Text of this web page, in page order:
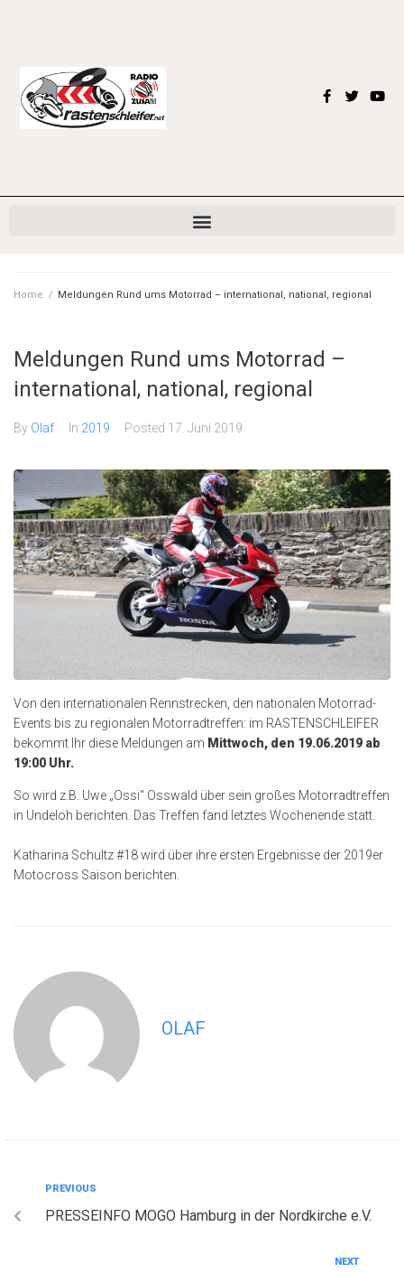
Home / Meldungen Rund ums Motorrad – international, national, regional
Meldungen Rund ums Motorrad –
international, national, regional
By Olaf In 2019 Posted 17. Juni 2019
Von den internationalen Rennstrecken, den nationalen Motorrad-
Events bis zu regionalen Motorradtreffen: im RASTENSCHLEIFER
bekommt Ihr diese Meldungen am Mittwoch, den 19.06.2019 ab
19:00 Uhr.
So wird z.B. Uwe „Ossi“ Osswald über sein großes Motorradtreffen
in Undeloh berichten. Das Treffen fand letztes Wochenende statt.
Katharina Schultz #18 wird über ihre ersten Ergebnisse der 2019er
Motocross Saison berichten.
OLAF
PREVIOUS
PRESSEINFO MOGO Hamburg in der Nordkirche e.V.
NEXT